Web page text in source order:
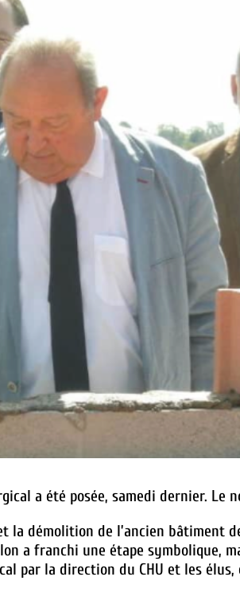
a été posée, samedi dernier. Le
la démolition de l’ancien bâtiment
a franchi une étape symbolique,
par la direction du CHU et les élus,